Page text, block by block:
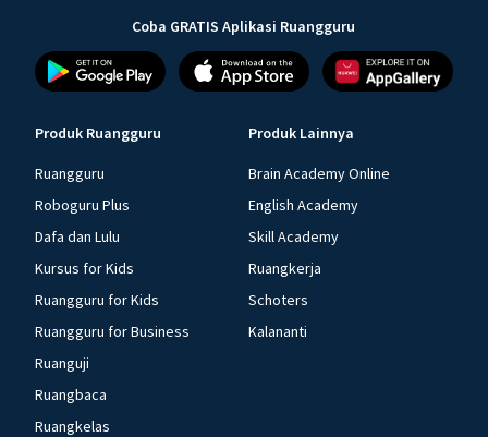
Coba GRATIS Aplikasi Ruangguru
Produk Ruangguru
Ruangguru
Roboguru Plus
Dafa dan Lulu
Kursus for Kids
Ruangguru for Kids
Ruangguru for Business
Ruanguji
Ruangbaca
Ruangkelas
Produk Lainnya
Brain Academy Online
English Academy
Skill Academy
Ruangkerja
Schoters
Kalananti